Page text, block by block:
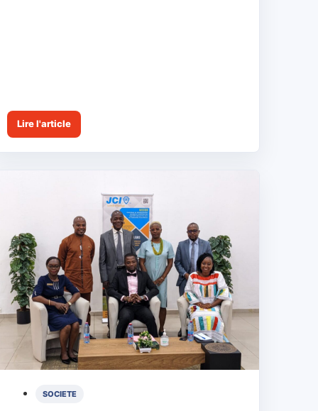
Lire l'article
SOCIETE